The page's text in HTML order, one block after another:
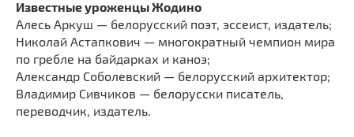
Известные уроженцы Жодино
Алесь Аркуш — белорусский поэт, эссеист, издатель;
Николай Астапкович — многократный чемпион мира
по гребле на байдарках и каноэ;
Александр Соболевский — белорусский архитектор;
Владимир Сивчиков — белорусски писатель,
переводчик, издатель.